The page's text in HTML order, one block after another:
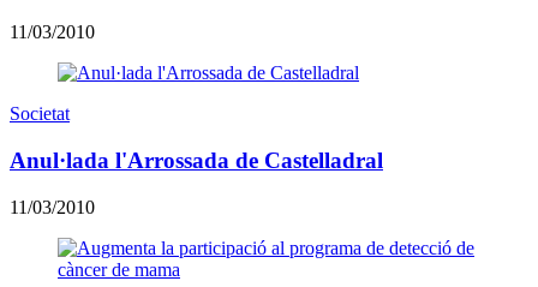
11/03/2010
Societat
Anul·lada l'Arrossada de Castelladral
11/03/2010